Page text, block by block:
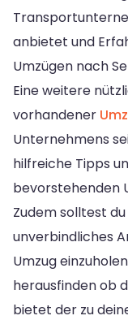
anbietet und
Umzügen nach
Eine weitere
vorhandener
Unternehmens
hilfreiche Tipps
bevorstehenden
Zudem solltest
unverbindliches
Umzug
herausfinden ob
bietet der zu